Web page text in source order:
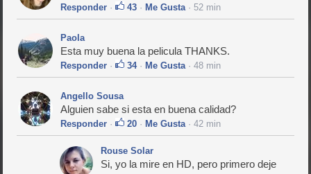
Responder · 43 · Me Gusta· 52 min
Paola
Esta muy buena la pelicula THANKS.
Responder · 34· Me Gusta· 48 min
Angello Sousa
Alguien sabe si esta en buena calidad?
Responder · 20 · Me Gusta· 42 min
Rouse Solar
Si, yo la mire en HD, pero primero deje